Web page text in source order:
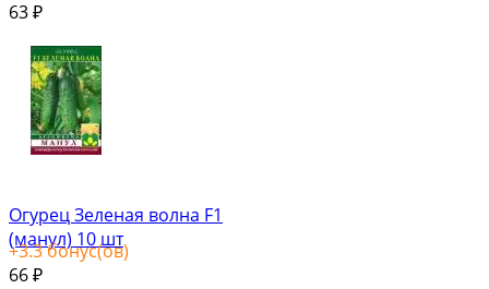
63 ₽
Огурец Зеленая волна F1
(манул) 10 шт
+3.3бонус(ов)
66 ₽